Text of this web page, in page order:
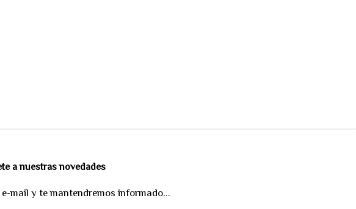
a nuestras novedades
mail y te mantendremos informado...